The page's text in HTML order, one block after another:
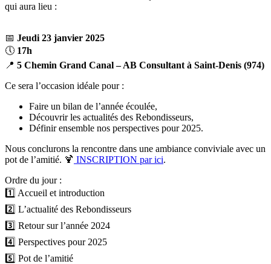
qui aura lieu :
📅 Jeudi 23 janvier 2025
🕔 17h
📍 5 Chemin Grand Canal – AB Consultant à Saint-Denis (974)
Ce sera l’occasion idéale pour :
Faire un bilan de l’année écoulée,
Découvrir les actualités des Rebondisseurs,
Définir ensemble nos perspectives pour 2025.
Nous conclurons la rencontre dans une ambiance conviviale avec un
pot de l’amitié. 🍹 INSCRIPTION par ici.
Ordre du jour :
1️⃣ Accueil et introduction
2️⃣ L’actualité des Rebondisseurs
3️⃣ Retour sur l’année 2024
4️⃣ Perspectives pour 2025
5️⃣ Pot de l’amitié